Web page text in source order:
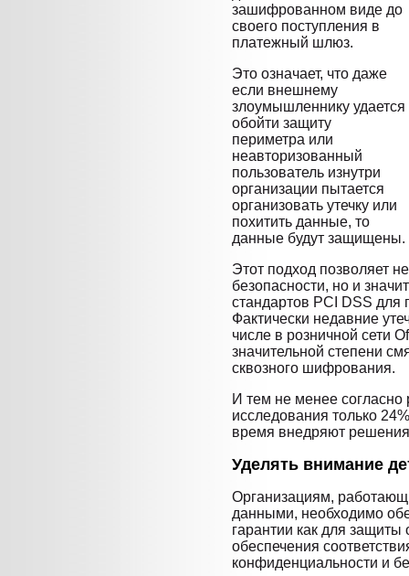
зашифрованном виде до
своего поступления в
платежный шлюз.
Это означает, что даже
если внешнему
злоумышленнику удается
обойти защиту
периметра или
неавторизованный
пользователь изнутри
организации пытается
организовать утечку или
похитить данные, то
данные будут защищены.
Этот подход позволяет
безопасности, но и
стандартов PCI DSS
Фактически недавние
числе в розничной сети
значительной степени
сквозного шифрования.
И тем не менее согласно
исследования только
время внедряют
Уделять внимание
Организациям,
данными, необходимо
гарантии как для защиты
обеспечения
конфиденциальности и